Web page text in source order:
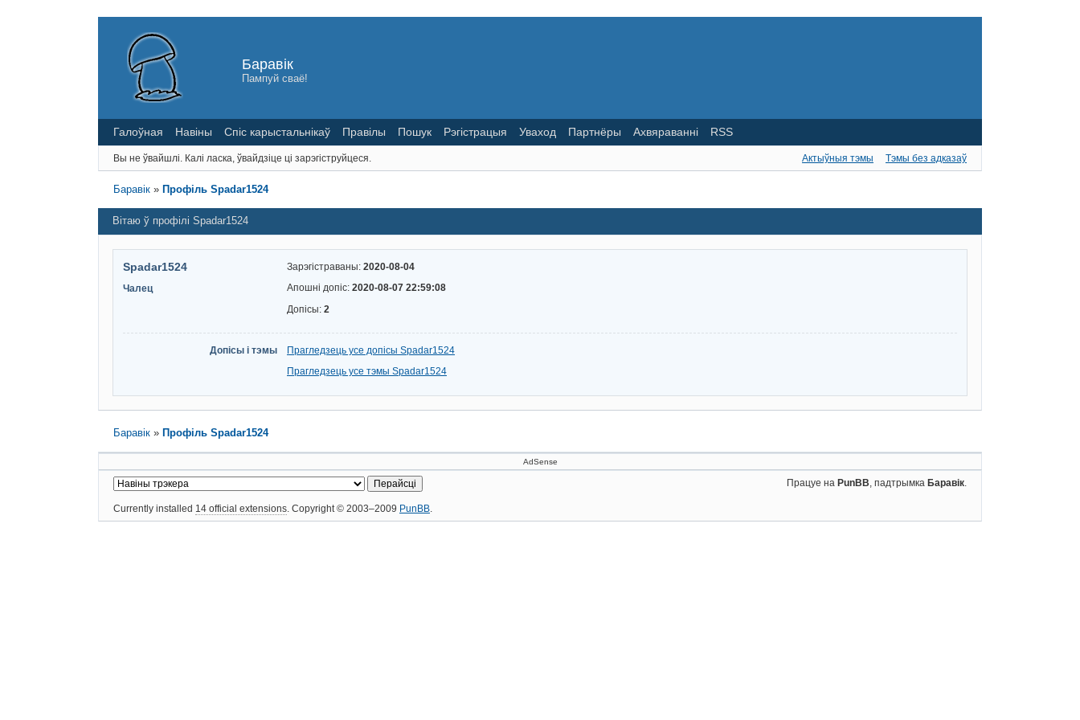
Баравік
Пампуй сваё!
Галоўная Навіны Спіс карыстальнікаў Правілы Пошук Рэгістрацыя Уваход Партнёры Ахвяраванні RSS
Вы не ўвайшлі. Калі ласка, ўвайдзіце ці зарэгіструйцеся. Актыўныя тэмы Тэмы без адказаў
Баравік » Профіль Spadar1524
Вітаю ў профілі Spadar1524
Spadar1524
Чалец
Зарэгістраваны: 2020-08-04
Апошні допіс: 2020-08-07 22:59:08
Допісы: 2
Допісы і тэмы
Прагледзець усе допісы Spadar1524
Прагледзець усе тэмы Spadar1524
Баравік » Профіль Spadar1524
AdSense
Працуе на PunBB, падтрымка Баравік.
Currently installed 14 official extensions. Copyright © 2003–2009 PunBB.